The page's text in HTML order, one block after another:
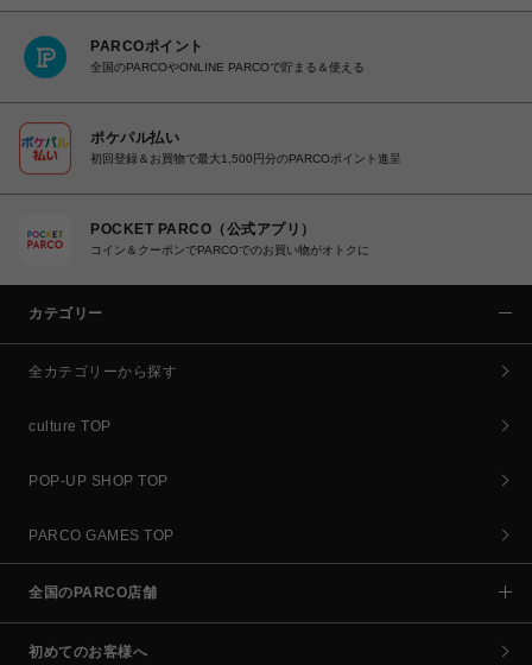
PARCOポイント
全国のPARCOやONLINE PARCOで貯まる＆使える
ポケパル払い
初回登録＆お買物で最大1,500円分のPARCOポイント進呈
POCKET PARCO（公式アプリ）
コイン＆クーポンでPARCOでのお買い物がオトクに
カテゴリー
全カテゴリーから探す
culture TOP
POP-UP SHOP TOP
PARCO GAMES TOP
全国のPARCO店舗
初めてのお客様へ